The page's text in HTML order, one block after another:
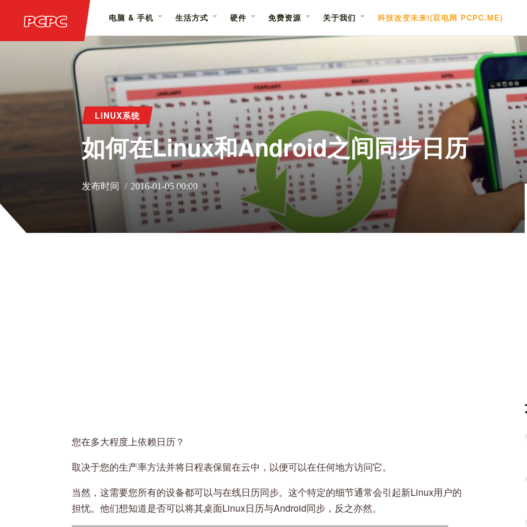
电脑 & 手机 生活方式 硬件 免费资源 关于我们 科技改变未来!(双电网 PCPC.ME)
LINUX系统
如何在Linux和Android之间同步日历
发布时间 2016-01-05 00:00
您在多大程度上依赖日历？
取决于您的生产率方法并将日程表保留在云中，以便可以在任何地方访问它。
当然，这需要您所有的设备都可以与在线日历同步。这个特定的细节通常会引起新Linux用户的
担忧。他们想知道是否可以将其桌面Linux日历与Android同步，反之亦然。